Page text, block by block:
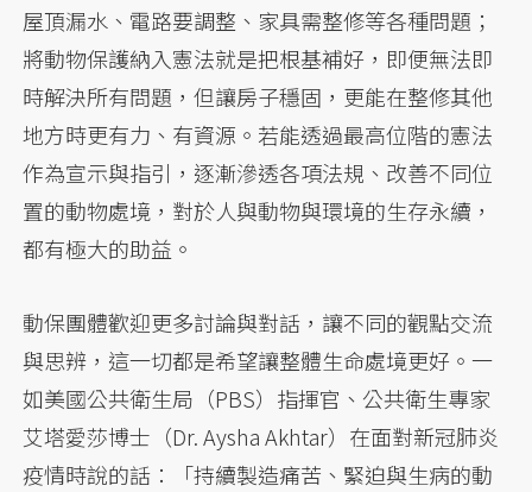
屋頂漏水、電路要調整、家具需整修等各種問題；
將動物保護納入憲法就是把根基補好，即便無法即
時解決所有問題，但讓房子穩固，更能在整修其他
地方時更有力、有資源。若能透過最高位階的憲法
作為宣示與指引，逐漸滲透各項法規、改善不同位
置的動物處境，對於人與動物與環境的生存永續，
都有極大的助益。
動保團體歡迎更多討論與對話，讓不同的觀點交流
與思辨，這一切都是希望讓整體生命處境更好。一
如美國公共衛生局（PBS）指揮官、公共衛生專家
艾塔愛莎博士（Dr. Aysha Akhtar）在面對新冠肺炎
疫情時說的話：「持續製造痛苦、緊迫與生病的動